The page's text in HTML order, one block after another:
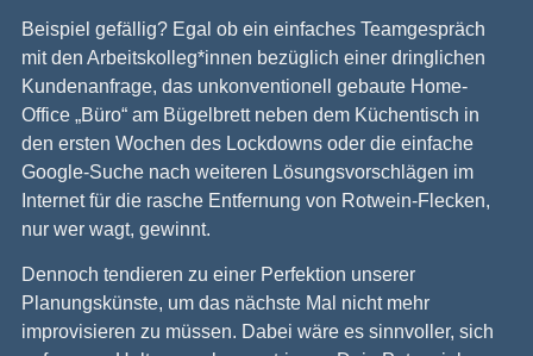
Beispiel gefällig? Egal ob ein einfaches Teamgespräch
mit den Arbeitskolleg*innen bezüglich einer dringlichen
Kundenanfrage, das unkonventionell gebaute Home-
Office „Büro“ am Bügelbrett neben dem Küchentisch in
den ersten Wochen des Lockdowns oder die einfache
Google-Suche nach weiteren Lösungsvorschlägen im
Internet für die rasche Entfernung von Rotwein-Flecken,
nur wer wagt, gewinnt.
Dennoch tendieren zu einer Perfektion unserer
Planungskünste, um das nächste Mal nicht mehr
improvisieren zu müssen. Dabei wäre es sinnvoller, sich